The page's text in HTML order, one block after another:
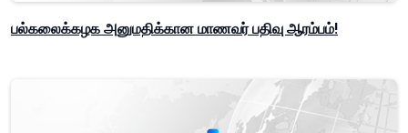
பல்கலைக்கழக அனுமதிக்கான மாணவர் பதிவு ஆரம்பம்!